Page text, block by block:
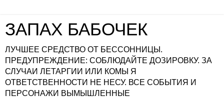
ЗАПАХ БАБОЧЕК
ЛУЧШЕЕ СРЕДСТВО ОТ БЕССОННИЦЫ.
ПРЕДУПРЕЖДЕНИЕ: СОБЛЮДАЙТЕ ДОЗИРОВКУ. ЗА
СЛУЧАИ ЛЕТАРГИИ ИЛИ КОМЫ Я
ОТВЕТСТВЕННОСТИ НЕ НЕСУ. ВСЕ СОБЫТИЯ И
ПЕРСОНАЖИ ВЫМЫШЛЕННЫЕ